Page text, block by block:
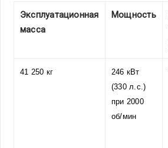
Эксплуатационная
масса
Мощность
41 250 кг
246 кВт
(330 л.с.)
при 2000
об/мин